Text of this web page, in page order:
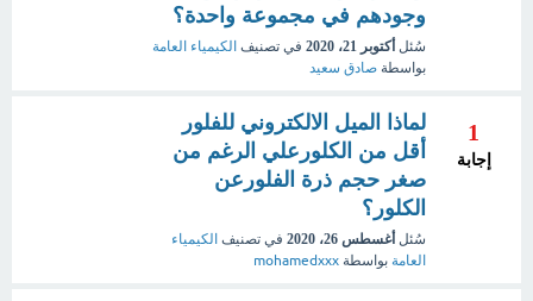
وجودهم في مجموعة واحدة؟
سُئل أكتوبر 21، 2020 في تصنيف الكيمياء العامة
بواسطة صادق سعيد
1
إجابة
لماذا الميل الالكتروني للفلور
أقل من الكلورعلي الرغم من
صغر حجم ذرة الفلورعن
الكلور؟
سُئل أغسطس 26، 2020 في تصنيف الكيمياء
العامة بواسطة mohamedxxx